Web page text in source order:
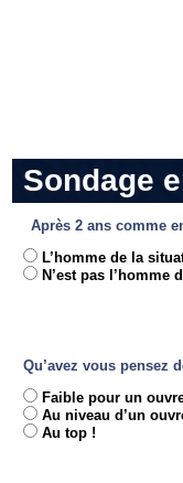
Sondage
Après 2 ans comme
L’homme de la
N’est pas
Qu’avez vous pensez
Faible pour un
Au niveau d’un
Au top !